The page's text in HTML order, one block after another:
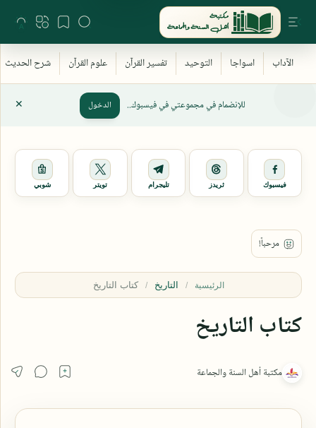
للإنضمام في مجموعتي في فيسبوك.. الدخول
فيسبوك ثريدز تليجرام تويتر شوبي
الرئيسية التاريخ
كتاب التاريخ